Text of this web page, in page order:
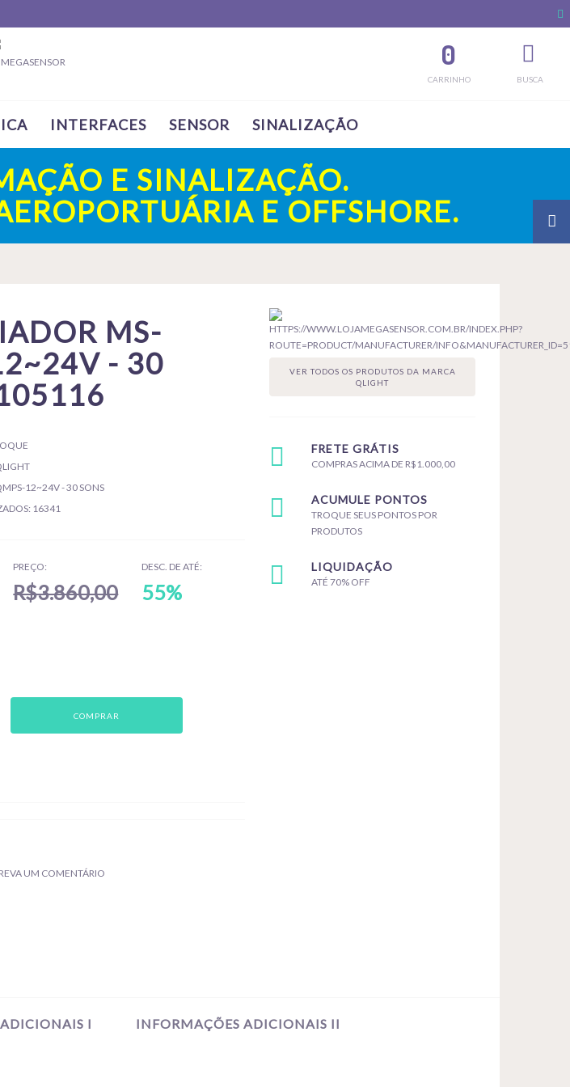
BUSCA
0
CARRINHO
INTERFACES SENSOR SINALIZAÇÃO
E SINALIZAÇÃO.
E OFFSHORE.
MS-
- 30
12~24V - 30 SONS
16341
PREÇO:
R$3.860,00
DESC. DE ATÉ:
55%
COMPRAR
UM COMENTÁRIO
VER TODOS OS PRODUTOS DA MARCA
QLIGHT
FRETE GRÁTIS
COMPRAS ACIMA DE R$1.000,00
ACUMULE PONTOS
TROQUE SEUS PONTOS POR
PRODUTOS
LIQUIDAÇÃO
ATÉ 70% OFF
I INFORMAÇÕES ADICIONAIS II